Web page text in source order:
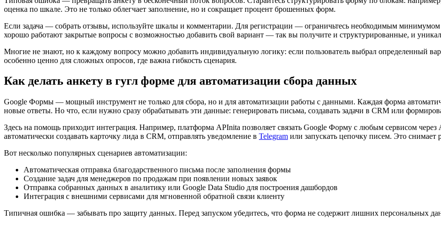
оценка по шкале. Это не только облегчает заполнение, но и сокращает процент брошенных форм.
Если задача — собрать отзывы, используйте шкалы и комментарии. Для регистрации — ограничьтесь необходимым
хорошо работают закрытые вопросы с возможностью добавить свой вариант — так вы получите и структурированные, и
Многие не знают, но к каждому вопросу можно добавить индивидуальную логику: если пользователь выбрал определенный
особенно ценно для сложных опросов, где важна гибкость сценария.
Как делать анкету в гугл форме для автоматизации сбора данных
Google Формы — мощный инструмент не только для сбора, но и для автоматизации работы с данными. Каждая форма
новые ответы. Но что, если нужно сразу обрабатывать эти данные: генерировать письма, создавать задачи в CRM или
Здесь на помощь приходит интеграция. Например, платформа APInita позволяет связать Google Форму с любым сервисом
автоматически создавать карточку лида в CRM, отправлять уведомление в Telegram или запускать цепочку писем. Это
Вот несколько популярных сценариев автоматизации:
Автоматическая отправка благодарственного письма после заполнения формы
Создание задач для менеджеров по продажам при появлении новых заявок
Отправка собранных данных в аналитику или Google Data Studio для построения дашбордов
Интеграция с внешними сервисами для мгновенной обратной связи клиенту
Типичная ошибка — забывать про защиту данных. Перед запуском убедитесь, что форма не содержит лишних персональных